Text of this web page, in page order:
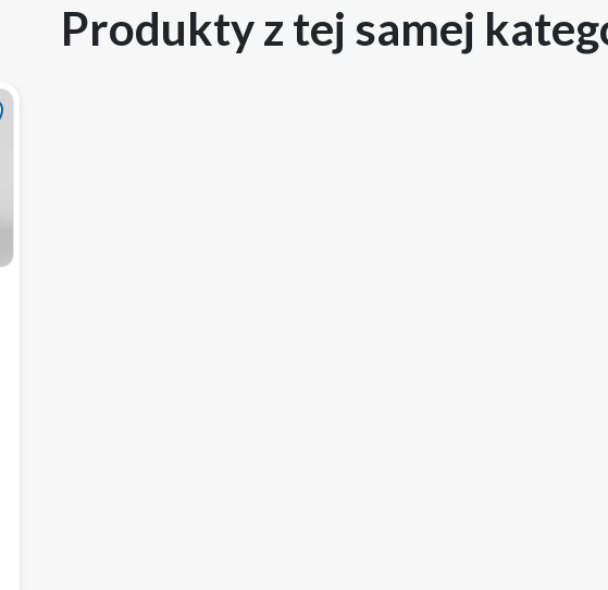
Produkty z tej samej